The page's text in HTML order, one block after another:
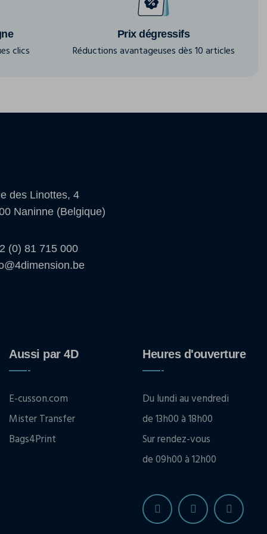
clics
Prix dégressifs
Réductions avantageuses dès 10 articles
des Linottes, 4
Naninne (Belgique)
(0) 81 715 000
Aussi par 4D
E-cusson.com
Mister Transfer
Bags4Print
Heures d'ouverture
Du lundi au vendredi
de 13h00 à 18h00
Sur rendez-vous
de 09h00 à 12h00